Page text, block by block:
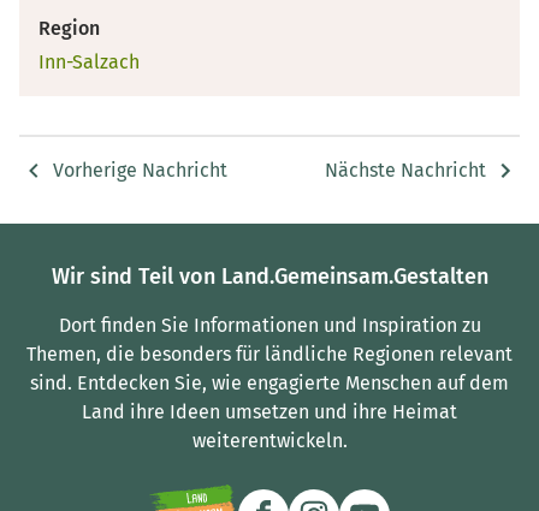
Region
Inn-Salzach
Vorherige Nachricht Nächste Nachricht
Wir sind Teil von Land.Gemeinsam.Gestalten
Dort finden Sie Informationen und Inspiration zu
Themen, die besonders für ländliche Regionen relevant
sind. Entdecken Sie, wie engagierte Menschen auf dem
Land ihre Ideen umsetzen und ihre Heimat
weiterentwickeln.